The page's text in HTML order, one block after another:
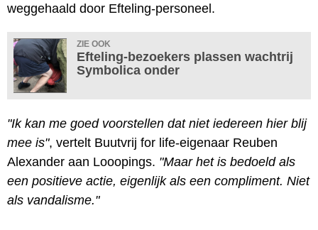
weggehaald door Efteling-personeel.
ZIE OOK
Efteling-bezoekers plassen wachtrij
Symbolica onder
"Ik kan me goed voorstellen dat niet iedereen hier blij
mee is", vertelt Buutvrij for life-eigenaar Reuben
Alexander aan Looopings. "Maar het is bedoeld als
een positieve actie, eigenlijk als een compliment. Niet
als vandalisme."